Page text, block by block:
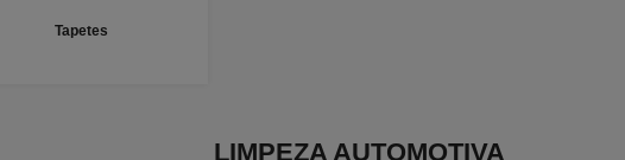
Tapetes
LIMPEZA AUTOMOTIVA